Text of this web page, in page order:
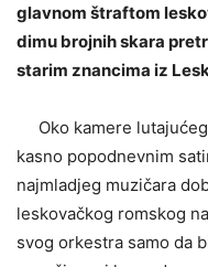
glavnom štraftom
dimu brojnih skara
starim znancima iz
Oko kamere
kasno popodnevnim
najmladjeg muzičara
leskovačkog romskog
svog orkestra samo da